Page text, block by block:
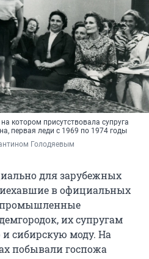
котором присутствовала супруга
первая леди с 1969 по 1974 годы
Голодяевым
для зарубежных
в официальных
промышленные
их супругам
сибирскую моду. На
побывали госпожа